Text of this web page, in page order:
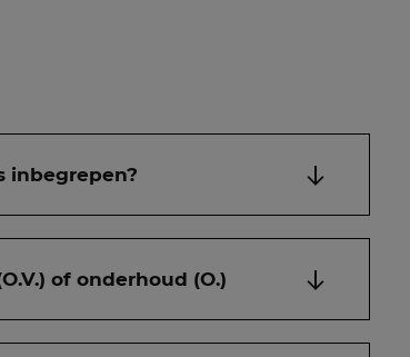
inbegrepen?
of onderhoud (O.)